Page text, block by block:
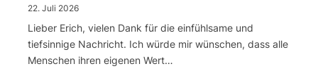
22. Juli 2026
Lieber Erich, vielen Dank für die einfühlsame und
tiefsinnige Nachricht. Ich würde mir wünschen, dass alle
Menschen ihren eigenen Wert…